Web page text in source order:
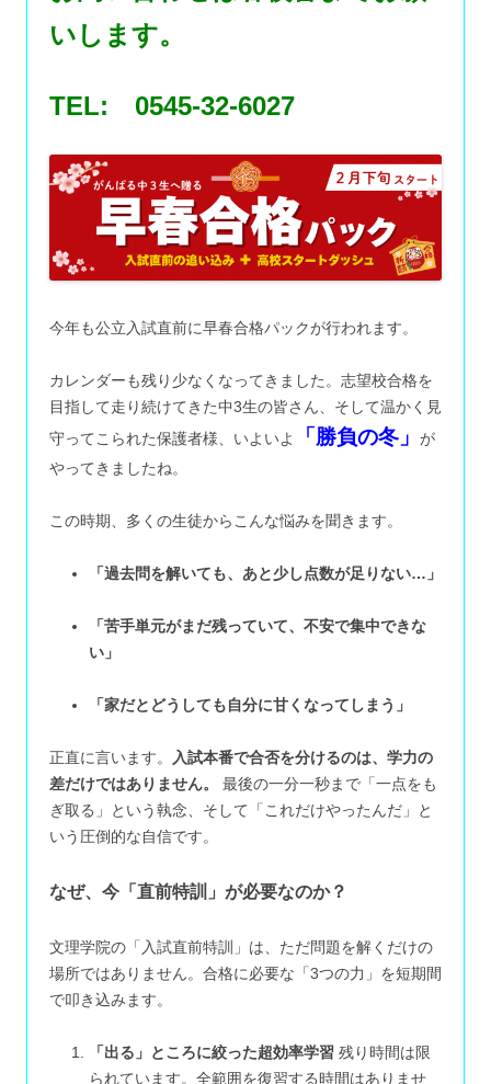
いします。
TEL: 0545-32-6027
今年も公立入試直前に早春合格パックが行われます。
カレンダーも残り少なくなってきました。志望校合格を
目指して走り続けてきた中3生の皆さん、そして温かく見
守ってこられた保護者様、いよいよ
「勝負の冬」
が
やってきましたね。
この時期、多くの生徒からこんな悩みを聞きます。
「過去問を解いても、あと少し点数が足りない…」
「苦手単元がまだ残っていて、不安で集中できな
い」
「家だとどうしても自分に甘くなってしまう」
正直に言います。
入試本番で合否を分けるのは、学力の
差だけではありません。
最後の一分一秒まで「一点をも
ぎ取る」という執念、そして「これだけやったんだ」と
いう圧倒的な自信です。
なぜ、今「直前特訓」が必要なのか？
文理学院の「入試直前特訓」は、ただ問題を解くだけの
場所ではありません。合格に必要な「3つの力」を短期間
で叩き込みます。
「出る」ところに絞った超効率学習 残り時間は限
られています。全範囲を復習する時間はありませ